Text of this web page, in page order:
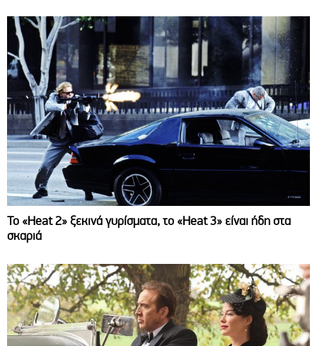
Το «Heat 2» ξεκινά γυρίσματα, το «Heat 3» είναι ήδη στα
σκαριά